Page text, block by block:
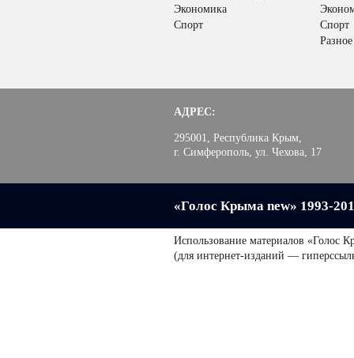
Экономика
Спорт
Спорт
Разное
АДРЕС:
295001, Республика Крым,
г. Симферополь, ул. Чехова, 17
«Голос Крыма new» 1993-
Использование материалов «Голос
(для интернет-изданий —